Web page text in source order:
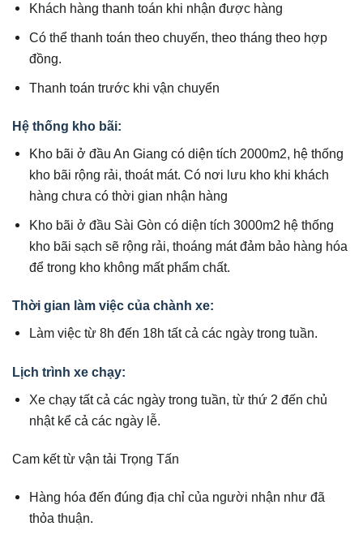
Khách hàng thanh toán khi nhận được hàng
Có thể thanh toán theo chuyến, theo tháng theo hợp
đồng.
Thanh toán trước khi vận chuyển
Hệ thống kho bãi:
Kho bãi ở đầu An Giang có diện tích 2000m2, hệ thống
kho bãi rộng rải, thoát mát. Có nơi lưu kho khi khách
hàng chưa có thời gian nhận hàng
Kho bãi ở đầu Sài Gòn có diện tích 3000m2 hệ thống
kho bãi sạch sẽ rộng rải, thoáng mát đảm bảo hàng hóa
để trong kho không mất phẩm chất.
Thời gian làm việc của chành xe:
Làm việc từ 8h đến 18h tất cả các ngày trong tuần.
Lịch trình xe chạy:
Xe chạy tất cả các ngày trong tuần, từ thứ 2 đến chủ
nhật kể cả các ngày lễ.
Cam kết từ vận tải Trọng Tấn
Hàng hóa đến đúng địa chỉ của người nhận như đã
thỏa thuận.